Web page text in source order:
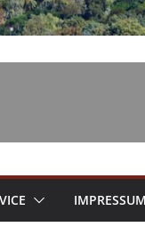
IMPRESSUM